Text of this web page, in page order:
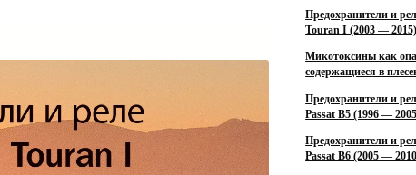
Предохранители и
Touran I (2003 — 2015)
Микотоксины как
содержащиеся в
Предохранители и
Passat B5 (1996 —
Предохранители и
Passat B6 (2005 —